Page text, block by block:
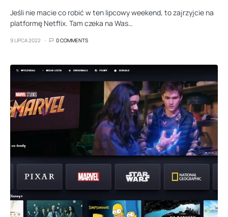
Jeśli nie macie co robić w ten lipcowy weekend, to zajrzyjcie na
platformę Netflix. Tam czeka na Was…
9 LIPCA 2022 0 COMMENTS